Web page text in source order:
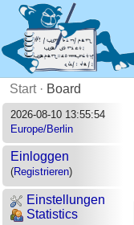
Start· Board
2026-08-10 13:55:54
Europe/Berlin
Einloggen
(Registrieren)
Einstellungen
Statistics